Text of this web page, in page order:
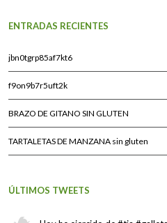
ENTRADAS RECIENTES
jbn0tgrp85af7kt6
f9on9b7r5uft2k
BRAZO DE GITANO SIN GLUTEN
TARTALETAS DE MANZANA sin gluten
ÚLTIMOS TWEETS